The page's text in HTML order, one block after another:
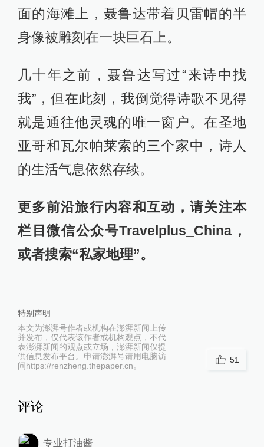
面的海滩上，聂鲁达带着贝雷帽的半
身像被雕刻在一块巨石上。
几十年之前，聂鲁达写过“来诗中找
我”，但在此刻，我倒觉得诗歌不见得
就是通往他灵魂的唯一窗户。在圣地
亚哥和瓦尔帕莱索的三个家中，诗人
的生活气息依然存续。
更多前沿旅行内容和互动，请关注本
栏目微信公众号Travelplus_China，
或者搜索“私家地理”。
特别声明
本文为澎湃号作者或机构在澎湃新闻上传
并发布，仅代表该作者或机构观点，不代
表澎湃新闻的观点或立场，澎湃新闻仅提
供信息发布平台。申请澎湃号请用电脑访
问https://renzheng.thepaper.cn。
51
评论
专业打油酱